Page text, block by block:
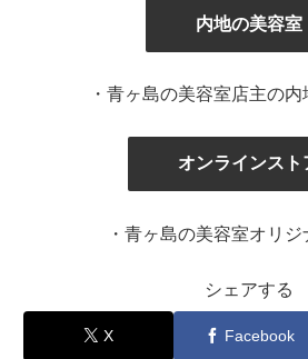
内地の美容室
・青ヶ島の美容室店主の
オンラインスト
・青ヶ島の美容室オリ
シェアする
X Facebook